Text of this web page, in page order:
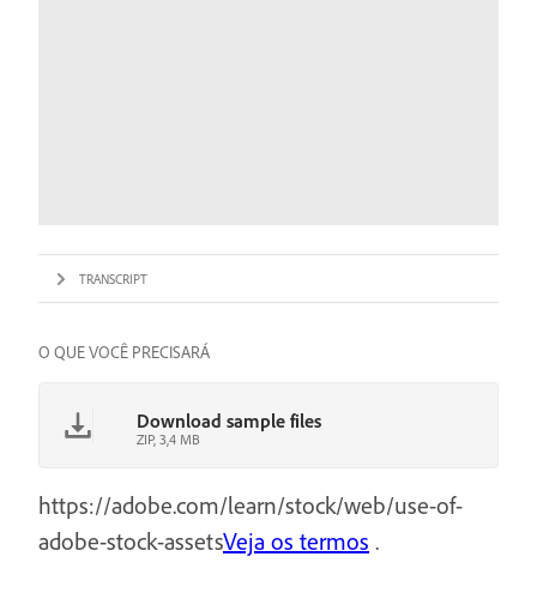
TRANSCRIPT
O QUE VOCÊ PRECISARÁ
Download sample files
ZIP, 3,4 MB
https://adobe.com/learn/stock/web/use-of-
adobe-stock-assetsVeja os termos .